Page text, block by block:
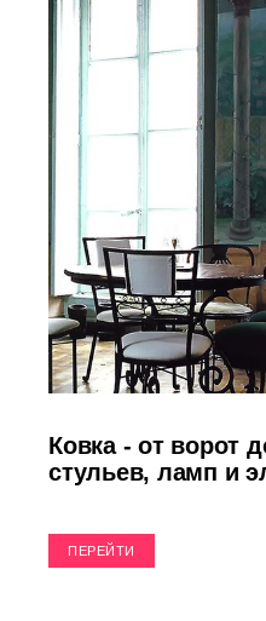
Ковка - от ворот
стульев, ламп и
ПЕРЕЙТИ